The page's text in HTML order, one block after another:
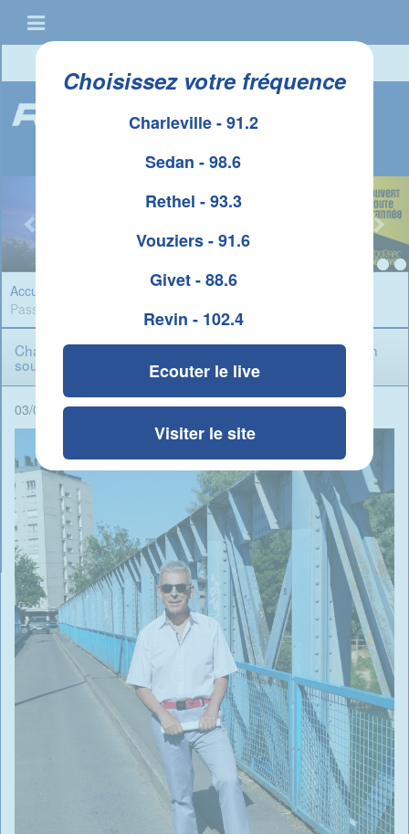
Choisissez votre fréquence
Charleville - 91.2
Sedan - 98.6
Rethel - 93.3
Vouziers - 91.6
Givet - 88.6
Revin - 102.4
Ecouter le live
Visiter le site
Accueil Infos Ardennes» Charleville : Rénovation de la
Passerelle Bayard, dans un souci de sécurité et d'accessibilité
Charleville : Rénovation de la Passerelle Bayard, dans un
souci de sécurité et d'accessibilité
03/09/2024 - 06:39 -Rédigé par Candide Blomme